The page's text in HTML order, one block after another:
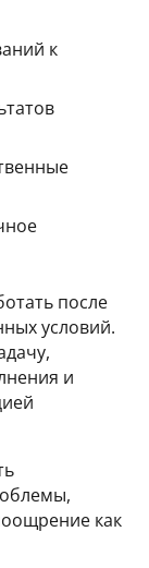
к
после
условий.
и
как